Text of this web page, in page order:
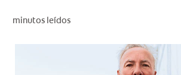
minutos leídos